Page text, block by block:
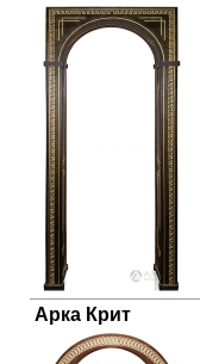
Арка Крит